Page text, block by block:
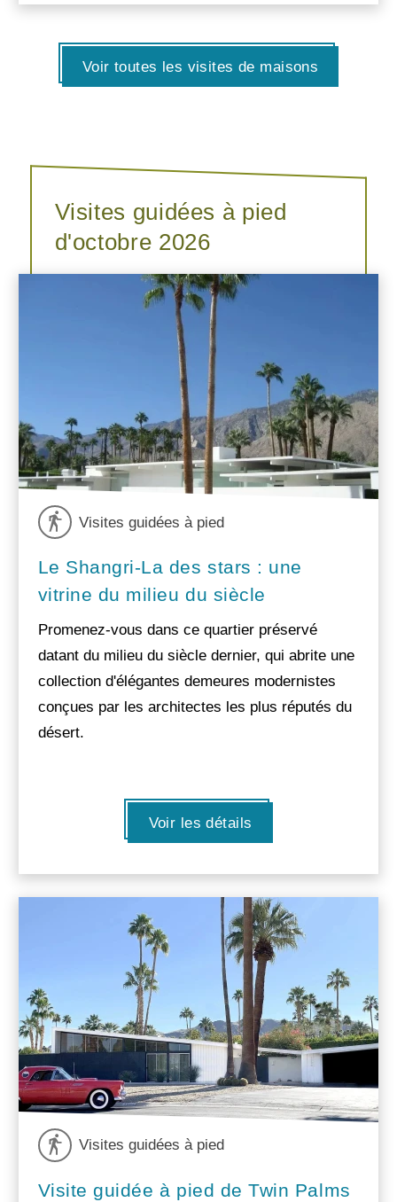
Voir toutes les visites de maisons
Visites guidées à pied
d'octobre 2026
Visites guidées à pied
Le Shangri-La des stars : une
vitrine du milieu du siècle
Promenez-vous dans ce quartier préservé
datant du milieu du siècle dernier, qui abrite une
collection d'élégantes demeures modernistes
conçues par les architectes les plus réputés du
désert.
Voir les détails
Visites guidées à pied
Visite guidée à pied de Twin Palms